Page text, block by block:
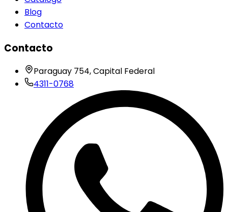
Blog
Contacto
Contacto
Paraguay 754, Capital Federal
4311-0768